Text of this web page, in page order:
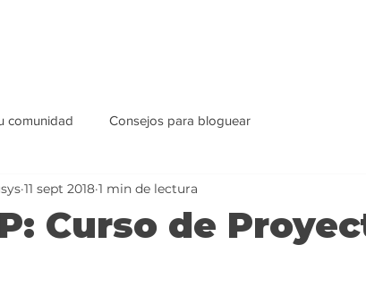
comunidad Consejos para bloguear
Curso de
11 sept 2018 1 min de lectura